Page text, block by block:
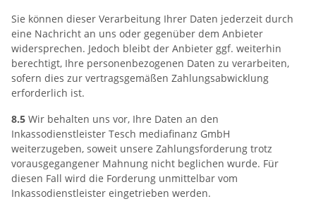
Sie können dieser Verarbeitung Ihrer Daten jederzeit durch
eine Nachricht an uns oder gegenüber dem Anbieter
widersprechen. Jedoch bleibt der Anbieter ggf. weiterhin
berechtigt, Ihre personenbezogenen Daten zu verarbeiten,
sofern dies zur vertragsgemäßen Zahlungsabwicklung
erforderlich ist.
8.5 Wir behalten uns vor, Ihre Daten an den
Inkassodienstleister Tesch mediafinanz GmbH
weiterzugeben, soweit unsere Zahlungsforderung trotz
vorausgegangener Mahnung nicht beglichen wurde. Für
diesen Fall wird die Forderung unmittelbar vom
Inkassodienstleister eingetrieben werden.